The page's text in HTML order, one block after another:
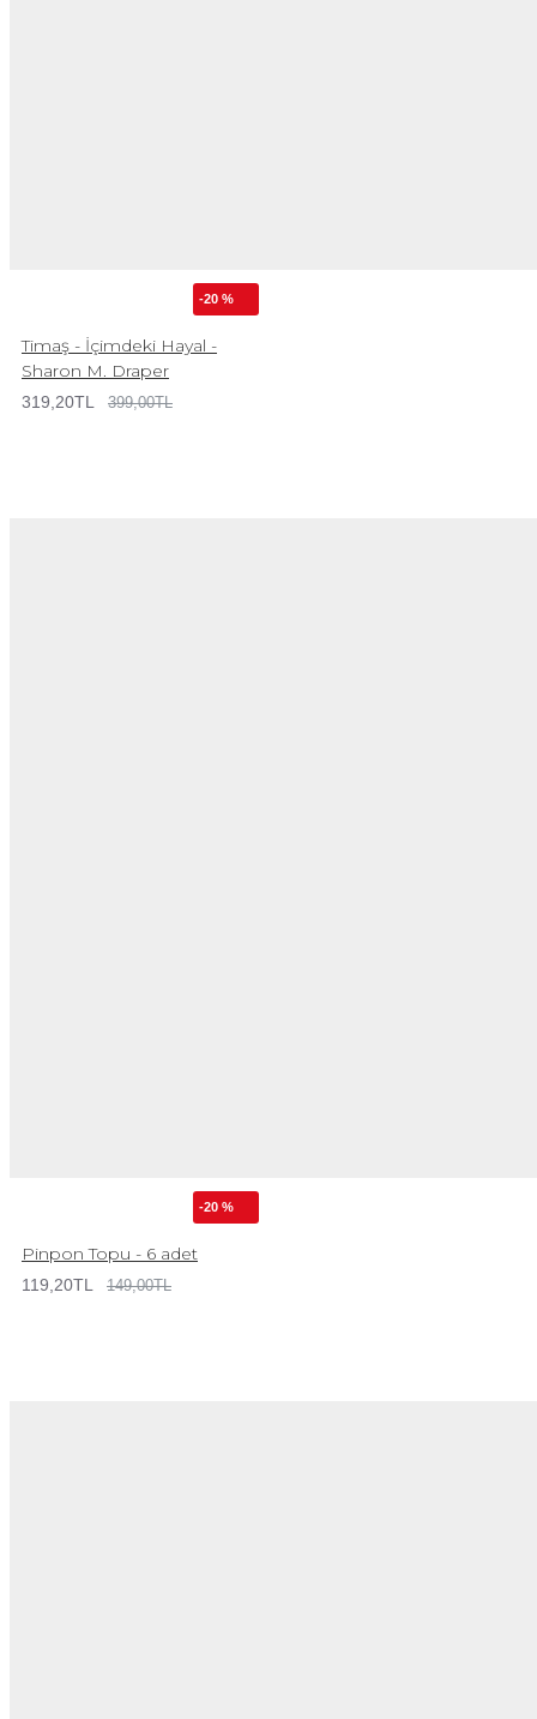
-20 %
Timaş - İçimdeki Hayal -
Sharon M. Draper
319,20TL 399,00TL
-20 %
Pinpon Topu - 6 adet
119,20TL 149,00TL